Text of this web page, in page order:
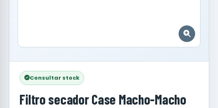
Consultar stock
Filtro secador Case Macho-Macho